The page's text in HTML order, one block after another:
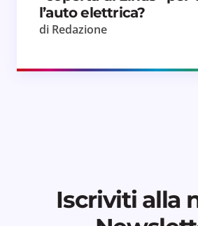
l’auto elettrica?
di Redazione
Iscriviti alla